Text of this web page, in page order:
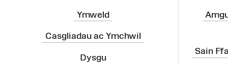
Ymweld
Casgliadau ac Ymchwil
Dysgu
Sain